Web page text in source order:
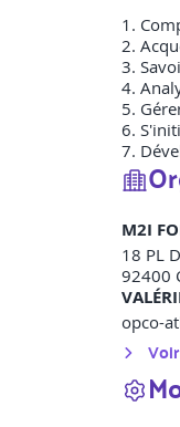
1.
2.
3.
4.
5.
6.
7.
M2I
18 PL
92400
opco-